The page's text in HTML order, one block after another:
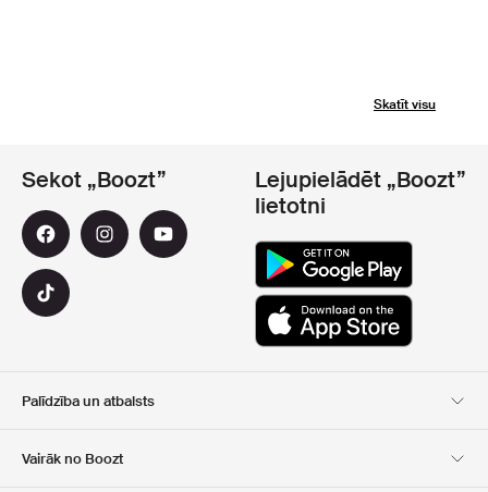
Skatīt visu
Palīdzība un atbalsts
Vairāk no Boozt
Sekot „Boozt”
Lejupielādēt „Boozt”
lietotni